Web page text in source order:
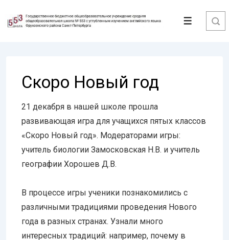
Перейти
Меню
Скоро Новый год
21 декабря в нашей школе прошла
развивающая игра для учащихся пятых классов
«Скоро Новый год». Модераторами игры:
учитель биологии Замосковская Н.В. и учитель
географии Хорошев Д.В.
В процессе игры ученики познакомились с
различными традициями проведения Нового
года в разных странах. Узнали много
интересных традиций: например, почему в